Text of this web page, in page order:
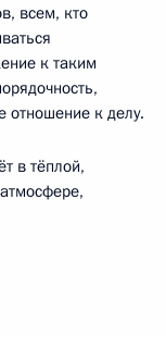
всем, кто
к таким
отношение к делу.
в тёплой,